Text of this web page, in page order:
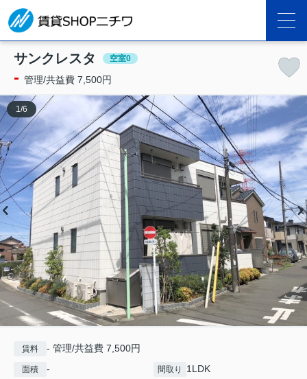
サンクレスタ 空室0
- 管理/共益費 7,500円
1 /6
賃料 - 管理/共益費 7,500円
面積 - 間取り 1LDK